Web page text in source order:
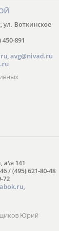
ул. Воткинское
891
,avg@nivad.ru
а\я 141
/ (495) 621-80-48
72
,
Юрий